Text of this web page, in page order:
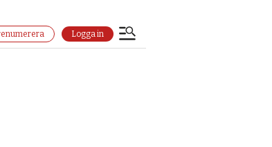
Logga in